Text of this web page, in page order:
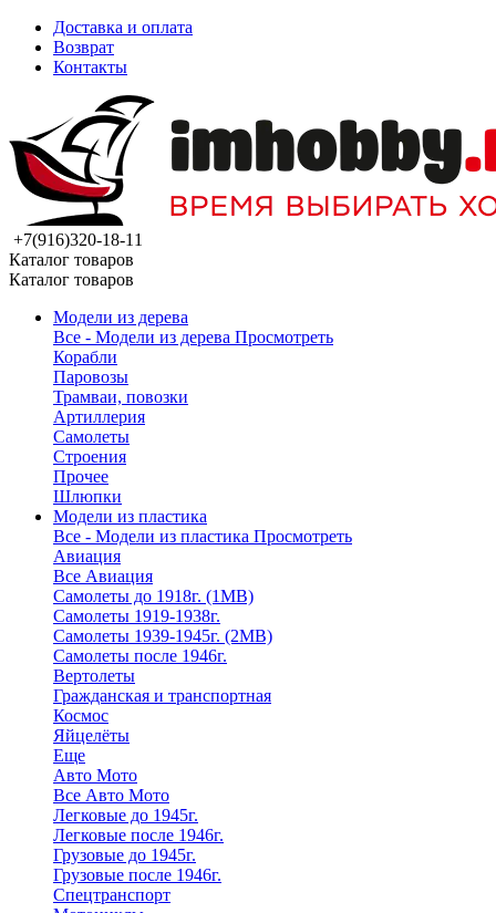
Доставка и оплата
Возврат
Контакты
+7(916)320-18-11
Каталог товаров
Каталог товаров
Модели из дерева
Все - Модели из дерева Просмотреть
Корабли
Паровозы
Трамваи, повозки
Артиллерия
Самолеты
Строения
Прочее
Шлюпки
Модели из пластика
Все - Модели из пластика Просмотреть
Авиация
Все Авиация
Самолеты до 1918г. (1МВ)
Самолеты 1919-1938г.
Самолеты 1939-1945г. (2МВ)
Самолеты после 1946г.
Вертолеты
Гражданская и транспортная
Космос
Яйцелёты
Еще
Авто Мото
Все Авто Мото
Легковые до 1945г.
Легковые после 1946г.
Грузовые до 1945г.
Грузовые после 1946г.
Спецтранспорт